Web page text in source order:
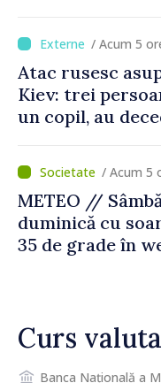
de țara de origine
/ Acum 5
Atac rusesc
Kiev: trei
un copil, au
/ Acum 5
METEO //
duminică cu
35 de grade în
Curs
Banca Națională a